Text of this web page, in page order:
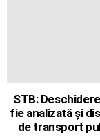
STB:
fie analizată și
de transport